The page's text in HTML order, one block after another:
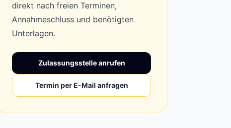
direkt nach freien Terminen,
Annahmeschluss und benötigten
Unterlagen.
Zulassungsstelle anrufen
Termin per E-Mail anfragen